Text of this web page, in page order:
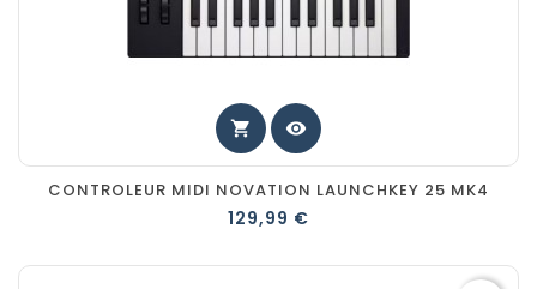
shopping_cart visibility
CONTROLEUR MIDI NOVATION LAUNCHKEY 25 MK4
129,99 €